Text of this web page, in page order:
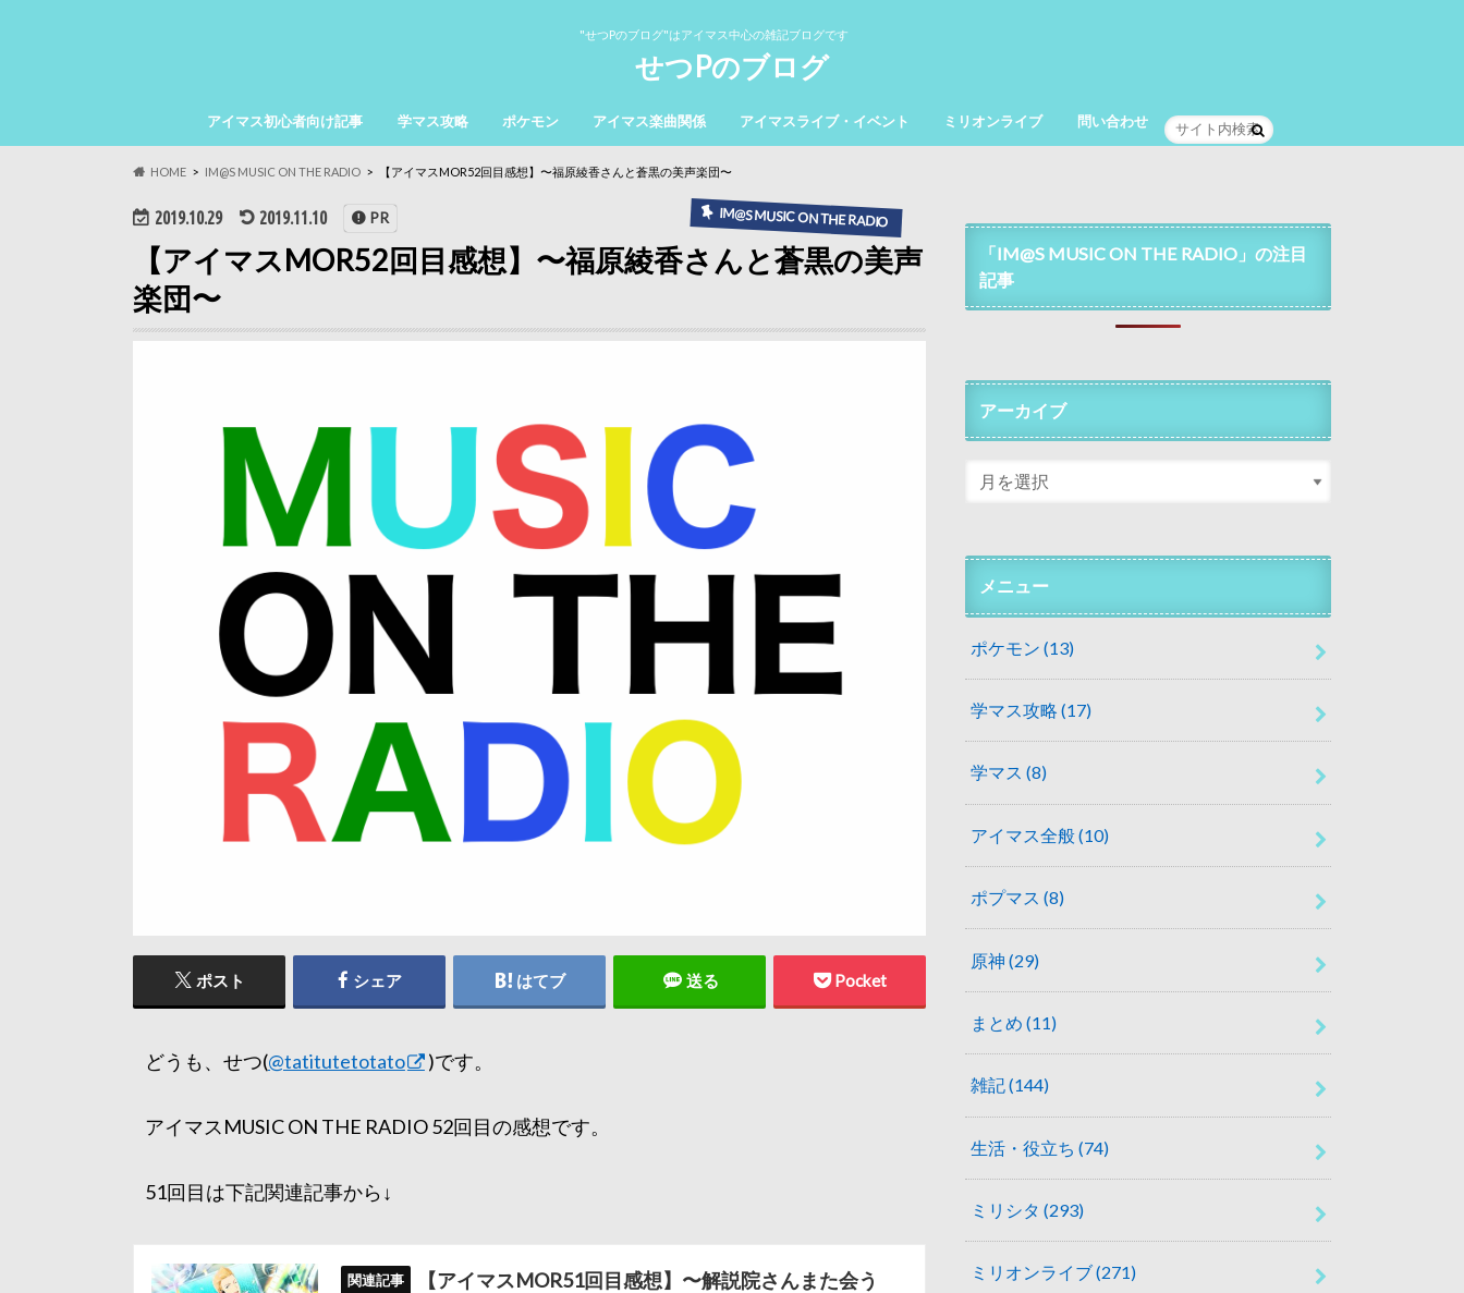
"せつPのブログ"はアイマス中心の雑記ブログです
せつPのブログ
アイマス初心者向け記事 学マス攻略 ポケモン アイマス楽曲関係 アイマスライブ・イベント ミリオンライブ 問い合わせ
HOME IM@S MUSIC ON THE RADIO 【アイマスMOR52回目感想】〜福原綾香さんと蒼黒の美声楽団〜
2019.10.29 2019.11.10 IM@S MUSIC ON THE RADIO
PR
【アイマスMOR52回目感想】〜福原綾香さんと蒼黒の美声
楽団〜
ポスト シェア はてブ 送る Pocket
どうも、せつ(@tatitutetotato )です。
アイマスMUSIC ON THE RADIO 52回目の感想です。
51回目は下記関連記事から↓
【アイマスMOR51回目感想】〜解説院さんまた会う
「IM@S MUSIC ON THE RADIO」の注目
記事
アーカイブ
メニュー
ポケモン (13)
学マス攻略 (17)
学マス (8)
アイマス全般(10)
ポプマス (8)
原神 (29)
まとめ (11)
雑記(144)
生活・役立ち (74)
ミリシタ (293)
ミリオンライブ(271)